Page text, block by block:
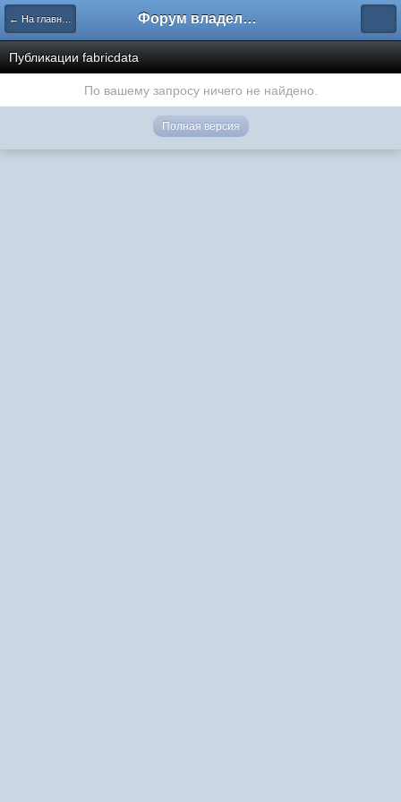
← На главную Форум владельцев интернет-магазинов
Публикации fabricdata
По вашему запросу ничего не найдено.
Полная версия